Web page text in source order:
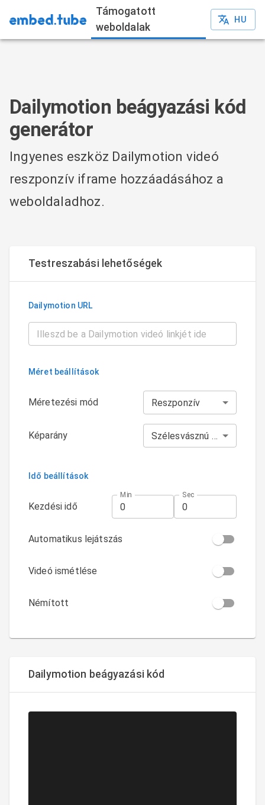
Támogatott
weboldalak
HU
Dailymotion beágyazási kód
generátor
Ingyenes eszköz Dailymotion videó
reszponzív iframe hozzáadásához a
weboldaladhoz.
Testreszabási lehetőségek
Dailymotion URL
Méret beállítások
Méretezési mód Reszponzív
Képarány Szélesvásznú [16:9]
Idő beállítások
Kezdési idő
Min Sec
Automatikus lejátszás
Videó ismétlése
Némított
Dailymotion beágyazási kód